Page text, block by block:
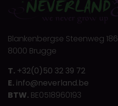
Blankenbergse Steenweg 186
8000 Brugge
T. +32(0)50 32 39 72
E. info@neverland.be
BTW. BE0518960193